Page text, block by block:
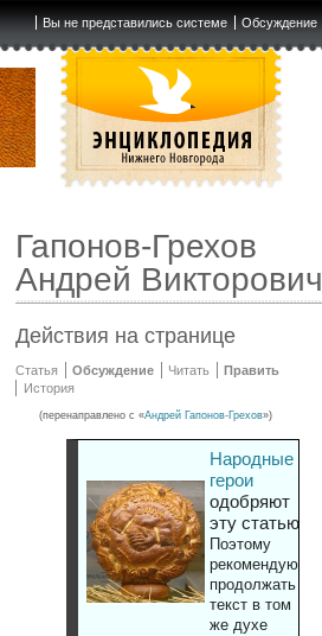
Вы не представились системе Обсуждение
Гапонов-Грехов
Андрей Викторович
Действия на странице
Статья Обсуждение Читать
Править
История
(перенаправлено с «Андрей Гапонов-Грехов»)
Народные
герои
одобряют
эту статью
Поэтому
рекомендуют
продолжать
текст в том
же духе